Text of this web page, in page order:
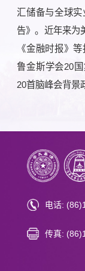
汇储备与全球
告》。近年来为
《金融时报》
鲁金斯学会20
20首脑峰会背景
电话:
传真: